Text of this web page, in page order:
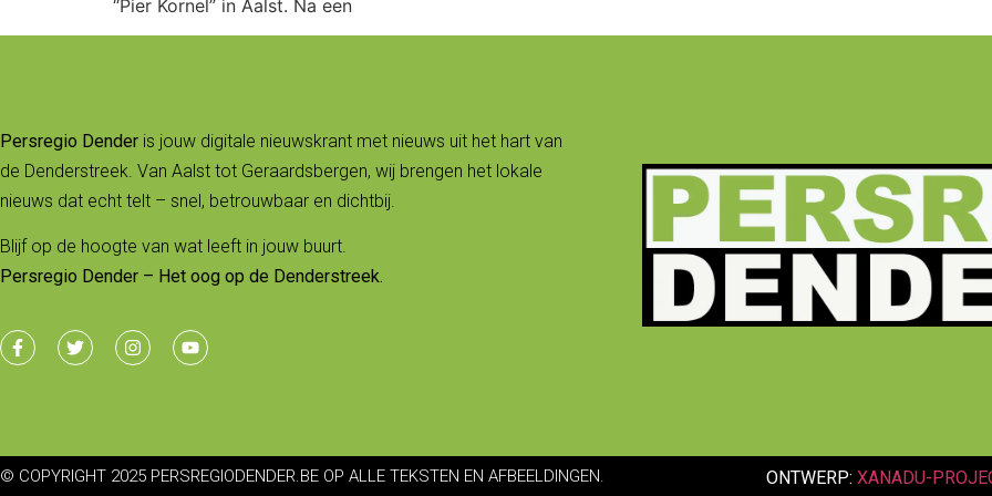
“Pier Kornel” in Aalst. Na een
Persregio Dender is jouw digitale nieuwskrant met nieuws uit het hart van
de Denderstreek. Van Aalst tot Geraardsbergen, wij brengen het lokale
nieuws dat echt telt – snel, betrouwbaar en dichtbij.
Blijf op de hoogte van wat leeft in jouw buurt.
Persregio Dender – Het oog op de Denderstreek.
© COPYRIGHT 2025 PERSREGIODENDER.BE OP ALLE TEKSTEN EN AFBEELDINGEN. ONTWERP: XANADU-